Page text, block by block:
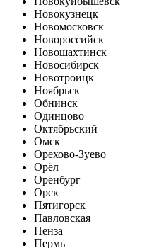
Новокузнецк
Новомосковск
Новороссийск
Новошахтинск
Новосибирск
Новотроицк
Ноябрьск
Обнинск
Одинцово
Октябрьский
Омск
Орехово-Зуево
Орёл
Оренбург
Орск
Пятигорск
Павловская
Пенза
Пермь